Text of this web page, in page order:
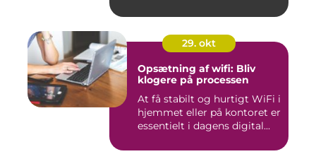
29. okt
Opsætning af wifi: Bliv
klogere på processen
At få stabilt og hurtigt WiFi i
hjemmet eller på kontoret er
essentielt i dagens digital...